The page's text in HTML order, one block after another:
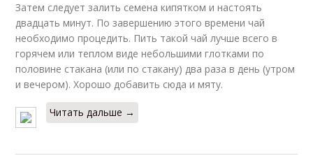
Затем следует залить семена кипятком и настоять
двадцать минут. По завершению этого времени чай
необходимо процедить. Пить такой чай лучше всего в
горячем или теплом виде небольшими глотками по
половине стакана (или по стакану) два раза в день (утром
и вечером). Хорошо добавить сюда и мяту.
Читать дальше →